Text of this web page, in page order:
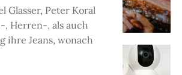
Glasser, Peter Koral
Herren-, als auch
ihre Jeans, wonach